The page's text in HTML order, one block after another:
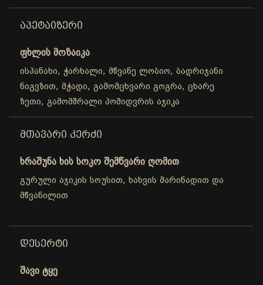
ᲐᲞᲔᲢᲐᲘᲖᲔᲠᲘ
ფხლის მოზაიკა
ისპანახი, ჭარხალი, მწვანე ლობიო, ბადრიჯანი
ნიგვზით, მჭადი, გამომცხვარი გოგრა, ცხარე
ზეთი, გამომშრალი პომიდვრის აჯიკა
ᲛᲗᲐᲕᲐᲠᲘ ᲙᲔᲠᲫᲘ
ხრაშუნა ხის სოკო შემწვარი ღომით
გურული აჯიკის სოუსით, ხახვის მარინადით და
მწვანილით
ᲓᲔᲡᲔᲠᲢᲘ
შავი ტყე